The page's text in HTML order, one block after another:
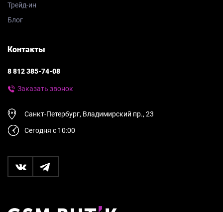
Трейд-ин
Блог
Контакты
8 812 385-74-08
Заказать звонок
Санкт-Петербург, Владимирский пр., 23
Сегодня с 10:00